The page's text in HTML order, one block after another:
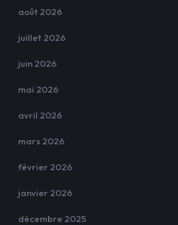
août 2026
juillet 2026
juin 2026
mai 2026
avril 2026
mars 2026
février 2026
janvier 2026
décembre 2025